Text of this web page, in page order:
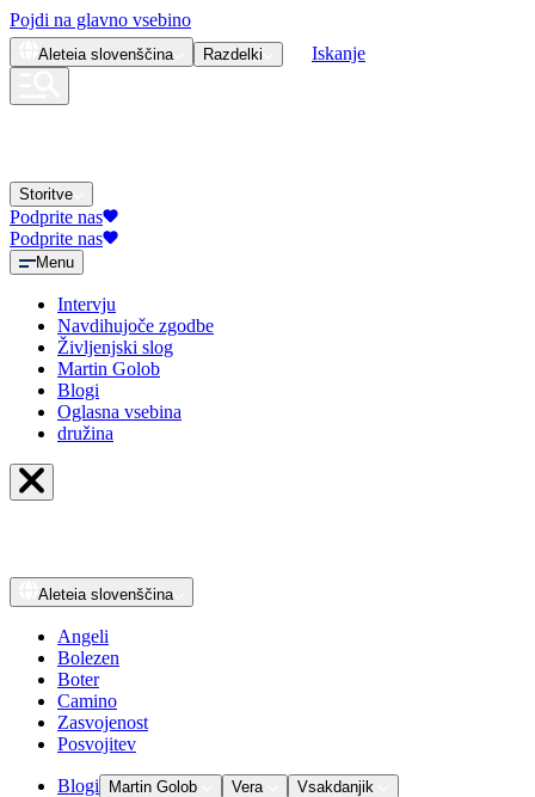
Pojdi na glavno vsebino
Aleteia slovenščina Razdelki Iskanje
Storitve
Podprite nas
Podprite nas
Menu
Intervju
Navdihujoče zgodbe
Življenjski slog
Martin Golob
Blogi
Oglasna vsebina
družina
Aleteia slovenščina
Angeli
Bolezen
Boter
Camino
Zasvojenost
Posvojitev
Blogi Martin Golob Vera
Vsakdanjik